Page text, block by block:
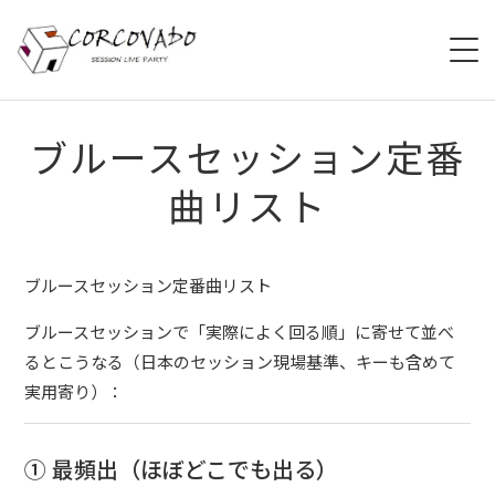
ABOUT
MENU
ACCESS
CONTACT
ブルースセッション定番
曲リスト
ブルースセッション定番曲リスト
ブルースセッションで「実際によく回る順」に寄せて並べ
るとこうなる（日本のセッション現場基準、キーも含めて
実用寄り）：
① 最頻出（ほぼどこでも出る）